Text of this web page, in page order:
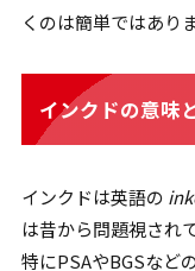
くのは簡単ではあり
インクドの意味
インクドは英語の
は昔から問題視され
特にPSAやBGSなど